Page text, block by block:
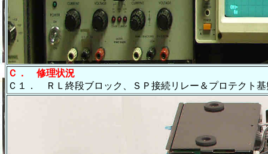
Ｃ．
修理状況
Ｃ１． ＲＬ終段ブロック、ＳＰ接続リレー＆プロテクト